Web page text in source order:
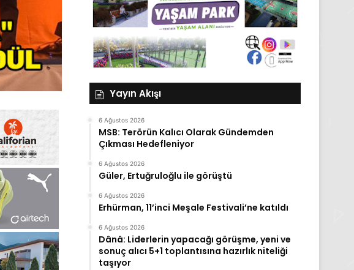
Yayın Akışı
6 Ağustos 2026
MSB: Terörün Kalıcı Olarak Gündemden
Çıkması Hedefleniyor
6 Ağustos 2026
Güler, Ertuğruloğlu ile görüştü
6 Ağustos 2026
Erhürman, 11’inci Meşale Festivali’ne katıldı
6 Ağustos 2026
Dânâ: Liderlerin yapacağı görüşme, yeni ve
sonuç alıcı 5+1 toplantısına hazırlık niteliği
taşıyor